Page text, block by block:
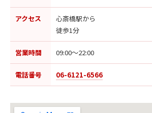
アクセス
心斎橋駅から
徒歩1分
営業時間 09:00〜22:00
電話番号 06-6121-6566